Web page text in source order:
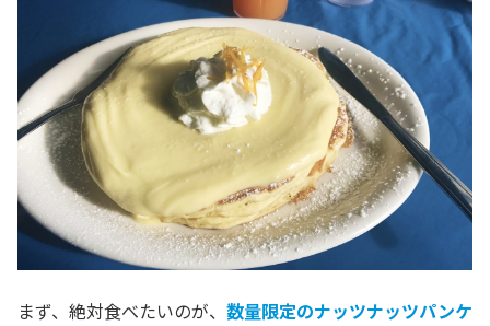
まず、絶対食べたいのが、 数量限定のナッツナッツパンケ